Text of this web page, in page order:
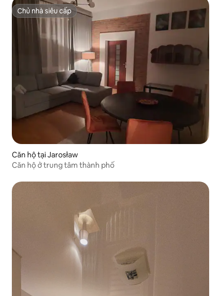
Chủ nhà siêu cấp
Chủ nhà siêu cấp
Căn hộ tại Jarosław
Căn hộ ở trung tâm thành phố